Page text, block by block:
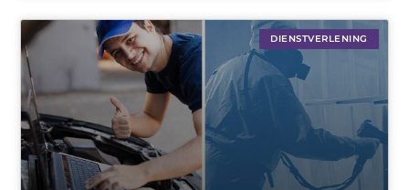
DIENSTVERLENING